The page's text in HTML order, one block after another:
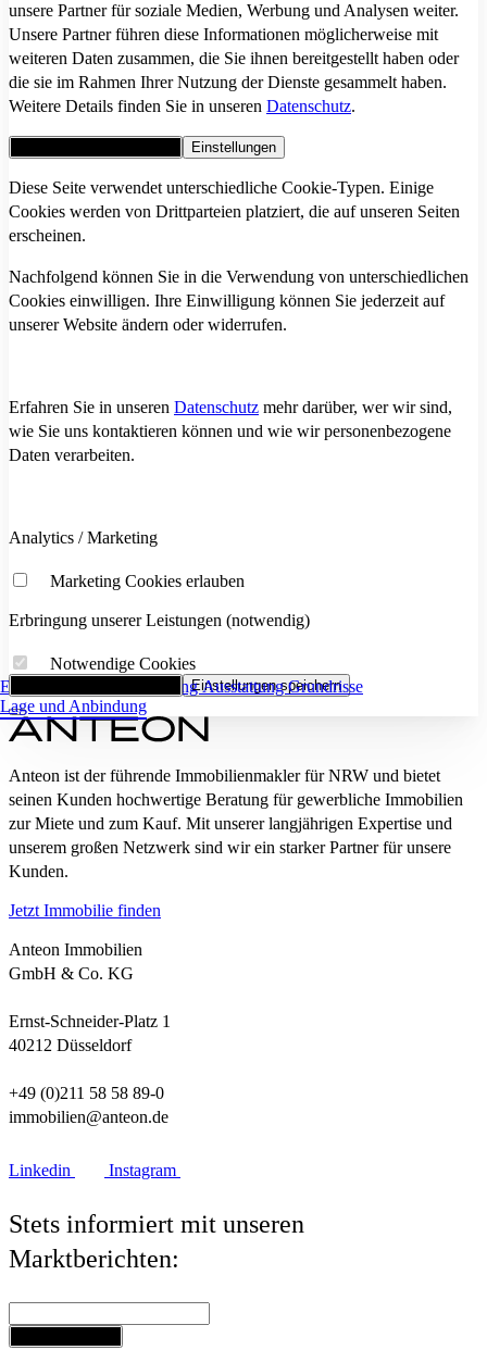
Eckdaten FlächenaufstellungAusstattungGrundrisse
Lage und Anbindung
unsere Partner für soziale Medien, Werbung und Analysen weiter.
Unsere Partner führen diese Informationen möglicherweise mit
weiteren Daten zusammen, die Sie ihnen bereitgestellt haben oder
die sie im Rahmen Ihrer Nutzung der Dienste gesammelt haben.
Weitere Details finden Sie in unseren Datenschutz.
Einstellungen
Diese Seite verwendet unterschiedliche Cookie-Typen. Einige
Cookies werden von Drittparteien platziert, die auf unseren Seiten
erscheinen.
Nachfolgend können Sie in die Verwendung von unterschiedlichen
Cookies einwilligen. Ihre Einwilligung können Sie jederzeit auf
unserer Website ändern oder widerrufen.
Erfahren Sie in unseren Datenschutz mehr darüber, wer wir sind,
wie Sie uns kontaktieren können und wie wir personenbezogene
Daten verarbeiten.
Analytics / Marketing
Marketing Cookies erlauben
Erbringung unserer Leistungen (notwendig)
Notwendige Cookies
Einstellungen speichern
Anteon ist der führende Immobilienmakler für NRW und bietet
seinen Kunden hochwertige Beratung für gewerbliche Immobilien
zur Miete und zum Kauf. Mit unserer langjährigen Expertise und
unserem großen Netzwerk sind wir ein starker Partner für unsere
Kunden.
Jetzt Immobilie finden
Anteon Immobilien
GmbH & Co. KG
Ernst-Schneider-Platz 1
40212 Düsseldorf
+49 (0)211 58 58 89-0
immobilien@anteon.de
Linkedin Instagram
Stets informiert mit unseren
Marktberichten: